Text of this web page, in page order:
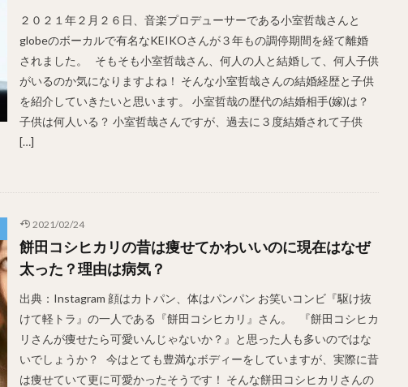
２０２１年２月２６日、音楽プロデューサーである小室哲哉さんと
globeのボーカルで有名なKEIKOさんが３年もの調停期間を経て離婚
されました。 そもそも小室哲哉さん、何人の人と結婚して、何人子供
がいるのか気になりますよね！ そんな小室哲哉さんの結婚経歴と子供
を紹介していきたいと思います。 小室哲哉の歴代の結婚相手(嫁)は？
子供は何人いる？ 小室哲哉さんですが、過去に３度結婚されて子供
[…]
2021/02/24
餅田コシヒカリの昔は痩せてかわいいのに現在はなぜ
太った？理由は病気？
出典：Instagram 顔はカトパン、体はパンパン お笑いコンビ『駆け抜
けて軽トラ』の一人である『餅田コシヒカリ』さん。 『餅田コシヒカ
リさんが痩せたら可愛いんじゃないか？』と思った人も多いのではな
いでしょうか？ 今はとても豊満なボディーをしていますが、実際に昔
は痩せていて更に可愛かったそうです！ そんな餅田コシヒカリさんの